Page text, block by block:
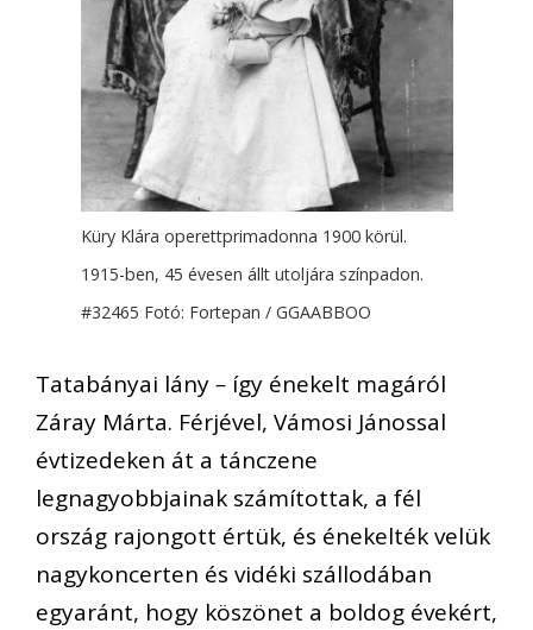
Küry Klára operettprimadonna 1900 körül.
1915-ben, 45 évesen állt utoljára színpadon.
#32465 Fotó: Fortepan / GGAABBOO
Tatabányai lány– így énekelt magáról
Záray Márta. Férjével, Vámosi Jánossal
évtizedeken át a tánczene
legnagyobbjainak számítottak, a fél
ország rajongott értük, és énekelték velük
nagykoncerten és vidéki szállodában
egyaránt, hogy köszönet a boldog évekért,